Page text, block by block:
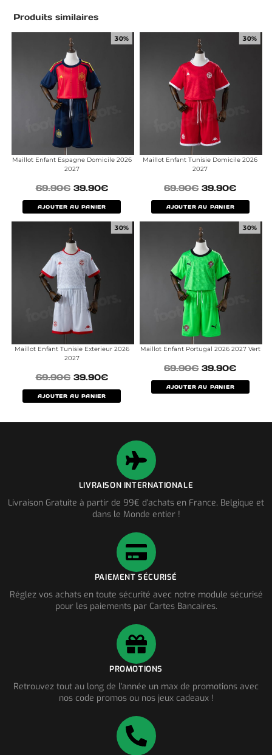
Produits similaires
30%
Maillot Enfant Espagne Domicile 2026
2027
69.90€ 39.90€
AJOUTER AU PANIER
30%
Maillot Enfant Tunisie Domicile 2026
2027
69.90€ 39.90€
AJOUTER AU PANIER
30%
Maillot Enfant Tunisie Exterieur 2026
2027
69.90€ 39.90€
AJOUTER AU PANIER
30%
Maillot Enfant Portugal 2026 2027 Vert
69.90€ 39.90€
AJOUTER AU PANIER
LIVRAISON INTERNATIONALE
Livraison Gratuite à partir de 99€ d'achats en France, Belgique et
dans le Monde entier !
PAIEMENT SÉCURISÉ
Réglez vos achats en toute sécurité avec notre module sécurisé
pour les paiements par Cartes Bancaires.
PROMOTIONS
Retrouvez tout au long de l'année un max de promotions avec
nos code promos ou nos jeux cadeaux !